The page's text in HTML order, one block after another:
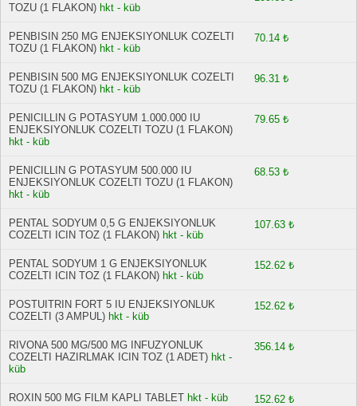
TOZU (1 FLAKON) hkt - küb
PENBISIN 250 MG ENJEKSIYONLUK COZELTI
TOZU (1 FLAKON) hkt - küb
70.14 ₺
PENBISIN 500 MG ENJEKSIYONLUK COZELTI
TOZU (1 FLAKON) hkt - küb
96.31 ₺
PENICILLIN G POTASYUM 1.000.000 IU
ENJEKSIYONLUK COZELTI TOZU (1 FLAKON)
hkt - küb
79.65 ₺
PENICILLIN G POTASYUM 500.000 IU
ENJEKSIYONLUK COZELTI TOZU (1 FLAKON)
hkt - küb
68.53 ₺
PENTAL SODYUM 0,5 G ENJEKSIYONLUK
COZELTI ICIN TOZ (1 FLAKON) hkt - küb
107.63 ₺
PENTAL SODYUM 1 G ENJEKSIYONLUK
COZELTI ICIN TOZ (1 FLAKON) hkt - küb
152.62 ₺
POSTUITRIN FORT 5 IU ENJEKSIYONLUK
COZELTI (3 AMPUL) hkt - küb
152.62 ₺
RIVONA 500 MG/500 MG INFUZYONLUK
COZELTI HAZIRLMAK ICIN TOZ (1 ADET) hkt -
küb
356.14 ₺
ROXIN 500 MG FILM KAPLI TABLET hkt - küb 152.62 ₺